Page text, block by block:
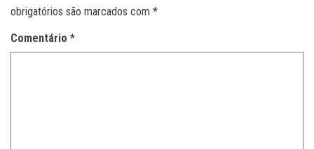
obrigatórios são marcados com *
Comentário *